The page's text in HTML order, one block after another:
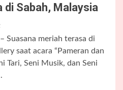
di Sabah, Malaysia
Suasana meriah terasa di
saat acara “Pameran dan
Tari, Seni Musik, dan Seni